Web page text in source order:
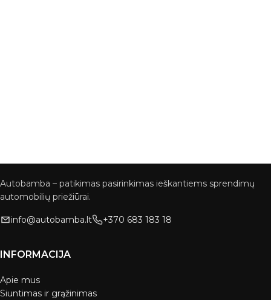
Autobamba – patikimas pasirinkimas ieškantiems sprendimų
automobilių priežiūrai.
info@autobamba.lt +370 683 183 18
INFORMACIJA
Apie mus
Siuntimas ir grąžinimas